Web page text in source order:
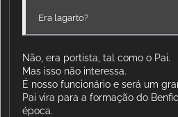
Era lagarto?
Não, era portista, tal como o Pai.
Mas isso não interessa.
É nosso funcionário e será um
Pai vira para a formação do
época.